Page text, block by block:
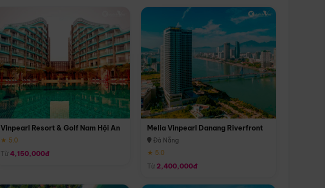
Vinpearl Resort & Golf Nam Hội An
★ 5.0
Từ4,150,000đ
Melia Vinpearl Danang Riverfront
Đà Nẵng
★ 5.0
Từ 2,400,000đ